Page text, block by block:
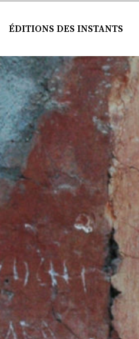
ÉDITIONS DES INSTANTS